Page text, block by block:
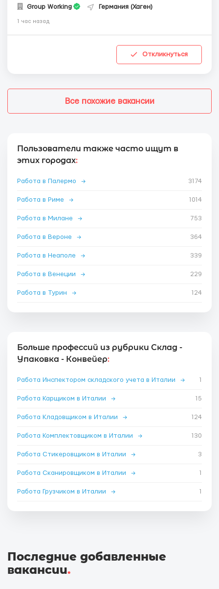
Group Working Германия (Хаген)
1 час назад
Откликнуться
Все похожие вакансии
Пользователи также часто ищут в
этих городах:
Работа в Палермо → 3174
Работа в Риме → 1014
Работа в Милане → 753
Работа в Вероне → 364
Работа в Неаполе → 339
Работа в Венеции → 229
Работа в Турин → 124
Больше профессий из рубрики Склад -
Упаковка - Конвейер:
Работа Инспектором складского учета в Италии → 1
Работа Карщиком в Италии → 15
Работа Кладовщиком в Италии → 124
Работа Комплектовщиком в Италии → 130
Работа Стикеровщиком в Италии → 3
Работа Сканировщиком в Италии → 1
Работа Грузчиком в Италии → 1
Последние добавленные
вакансии.